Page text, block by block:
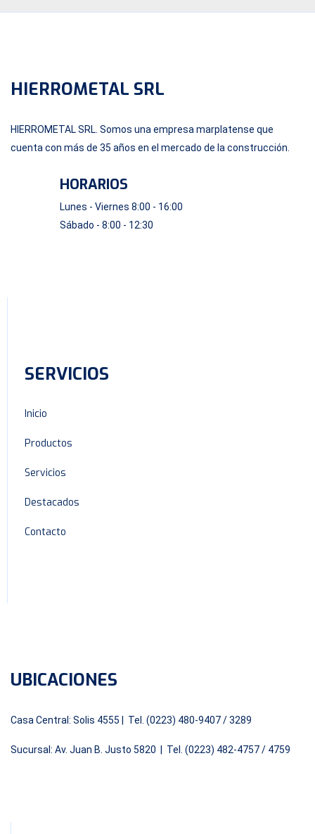
HIERROMETAL SRL
HIERROMETAL SRL. Somos una empresa marplatense que
cuenta con más de 35 años en el mercado de la construcción.
HORARIOS
Lunes - Viernes 8:00 - 16:00
Sábado - 8:00 - 12:30
SERVICIOS
Inicio
Productos
Servicios
Destacados
Contacto
UBICACIONES
Casa Central: Solis 4555 | Tel. (0223) 480-9407 / 3289
Sucursal: Av. Juan B. Justo 5820 | Tel. (0223) 482-4757 / 4759